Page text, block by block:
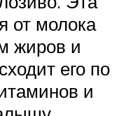
от молока
жиров и
его по
и